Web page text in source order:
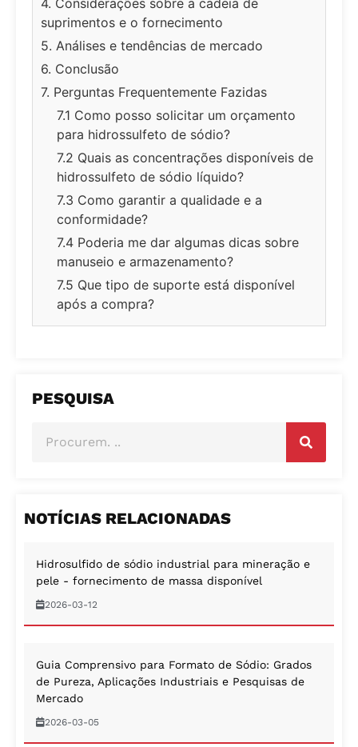
suprimentos e o fornecimento
5. Análises e tendências de mercado
6. Conclusão
7. Perguntas Frequentemente Fazidas
7.1 Como posso solicitar um orçamento
para hidrossulfeto de sódio?
7.2 Quais as concentrações disponíveis de
hidrossulfeto de sódio líquido?
7.3 Como garantir a qualidade e a
conformidade?
7.4 Poderia me dar algumas dicas sobre
manuseio e armazenamento?
7.5 Que tipo de suporte está disponível
após a compra?
PESQUISA
NOTÍCIAS RELACIONADAS
Hidrosulfido de sódio industrial para mineração e
pele - fornecimento de massa disponível
2026-03-12
Guia Comprensivo para Formato de Sódio: Grados
de Pureza, Aplicações Industriais e Pesquisas de
Mercado
2026-03-05